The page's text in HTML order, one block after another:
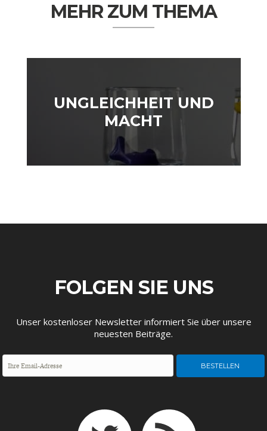
BGE-INFOGRAFIK
USA
MEHR ZUM THEMA
UNGLEICHHEIT UND
MACHT
FOLGEN SIE UNS
Unser kostenloser Newsletter informiert Sie über unsere
neuesten Beiträge.